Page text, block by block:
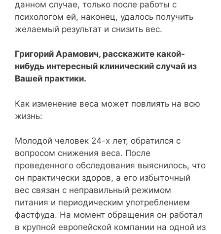
данном случае, только после работы с
психологом ей, наконец, удалось получить
желаемый результат и снизить вес.
Григорий Арамович, расскажите какой-
нибудь интересный клинический случай из
Вашей практики.
Как изменение веса может повлиять на всю
жизнь:
Молодой человек 24-х лет, обратился с
вопросом снижения веса. После
проведенного обследования выяснилось, что
он практически здоров, а его избыточный
вес связан с неправильный режимом
питания и периодическим употреблением
фастфуда. На момент обращения он работал
в крупной европейской компании на одной из